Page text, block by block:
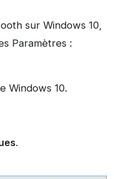
sur Windows 10,
Paramètres :
Windows 10.
.